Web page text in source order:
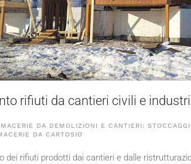
rifiuti da cantieri civili e
DA DEMOLIZIONI E CANTIERI:
DA CARTOSIO
dei rifiuti prodotti dai cantieri e dalle